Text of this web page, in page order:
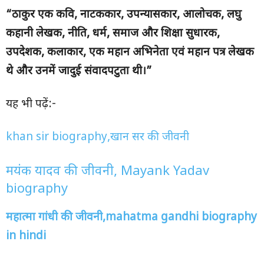
“ठाकुर एक कवि, नाटककार, उपन्यासकार, आलोचक, लघु
कहानी लेखक, नीति, धर्म, समाज और शिक्षा सुधारक,
उपदेशक, कलाकार, एक महान अभिनेता एवं महान पत्र लेखक
थे और उनमें जादुई संवादपटुता थी।”
यह भी पढ़ें:-
khan sir biography,खान सर की जीवनी
मयंक यादव की जीवनी, Mayank Yadav
biography
महात्मा गांधी की जीवनी,mahatma gandhi biography
in hindi